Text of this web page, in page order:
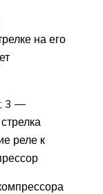
на его
3 —
реле к